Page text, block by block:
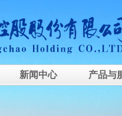
新闻中心 产品与